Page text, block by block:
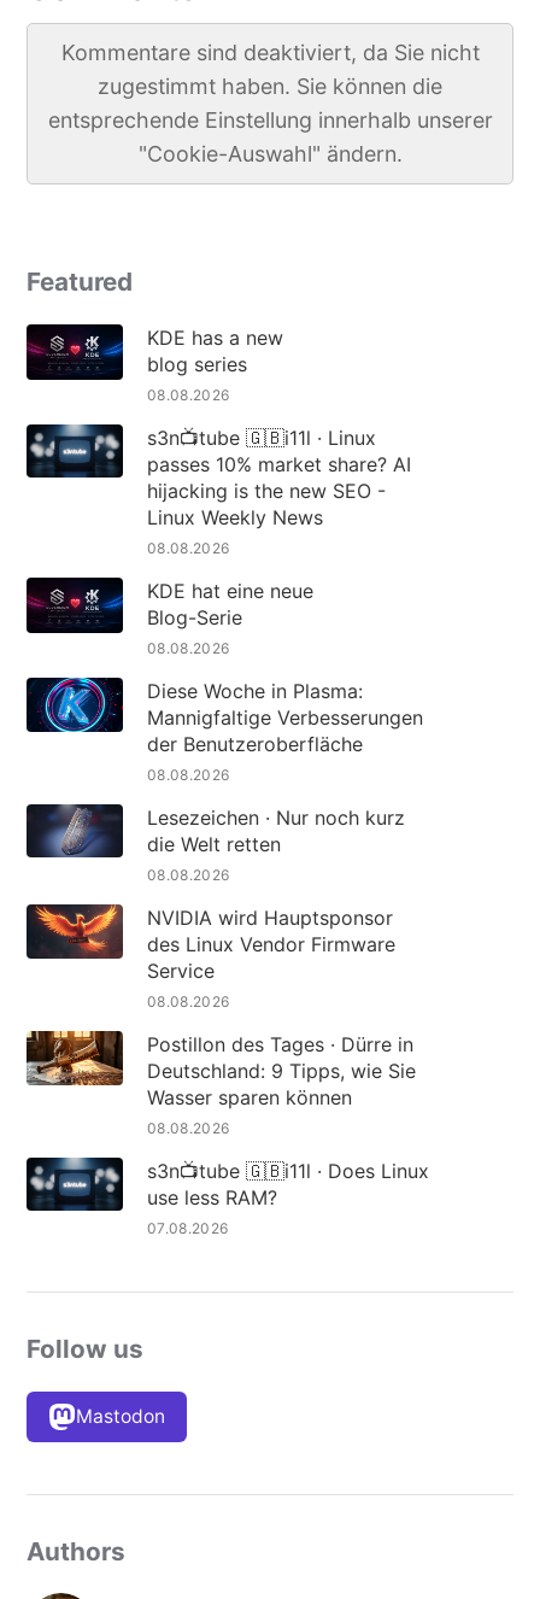
Kommentare sind deaktiviert, da Sie nicht
zugestimmt haben. Sie können die
entsprechende Einstellung innerhalb unserer
"Cookie-Auswahl" ändern.
Featured
KDE has a new
blog series
08.08.2026
s3n📺tube 🇬🇧i11l · Linux
passes 10% market share? AI
hijacking is the new SEO -
Linux Weekly News
08.08.2026
KDE hat eine neue
Blog-Serie
08.08.2026
Diese Woche in Plasma:
Mannigfaltige Verbesserungen
der Benutzeroberfläche
08.08.2026
Lesezeichen · Nur noch kurz
die Welt retten
08.08.2026
NVIDIA wird Hauptsponsor
des Linux Vendor Firmware
Service
08.08.2026
Postillon des Tages · Dürre in
Deutschland: 9 Tipps, wie Sie
Wasser sparen können
08.08.2026
s3n📺tube 🇬🇧i11l · Does Linux
use less RAM?
07.08.2026
Follow us
Mastodon
Authors